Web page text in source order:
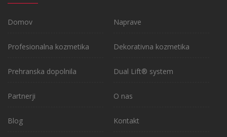
Domov Naprave
Profesionalna kozmetika Dekorativna kozmetika
Prehranska dopolnila Dual Lift® system
Partnerji O nas
Blog Kontakt